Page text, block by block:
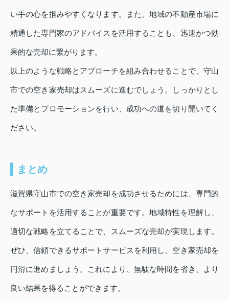
い手の心を掴みやすくなります。また、地域の不動産市場に
精通した専門家のアドバイスを活用することも、迅速かつ効
果的な売却に繋がります。
以上のような戦略とアプローチを組み合わせることで、守山
市での空き家売却はスムーズに進むでしょう。しっかりとし
た準備とプロモーションを行い、成功への道を切り開いてく
ださい。
まとめ
滋賀県守山市での空き家売却を成功させるためには、専門的
なサポートを活用することが重要です。地域特性を理解し、
適切な戦略を立てることで、スムーズな売却が実現します。
ぜひ、信頼できるサポートサービスを利用し、空き家売却を
円滑に進めましょう。これにより、無駄な時間を省き、より
良い結果を得ることができます。